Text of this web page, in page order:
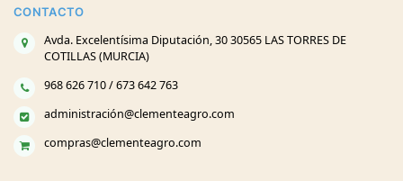
CONTACTO
Avda. Excelentísima Diputación, 30 30565 LAS TORRES DE
COTILLAS (MURCIA)
968 626 710 / 673 642 763
administración@clementeagro.com
compras@clementeagro.com